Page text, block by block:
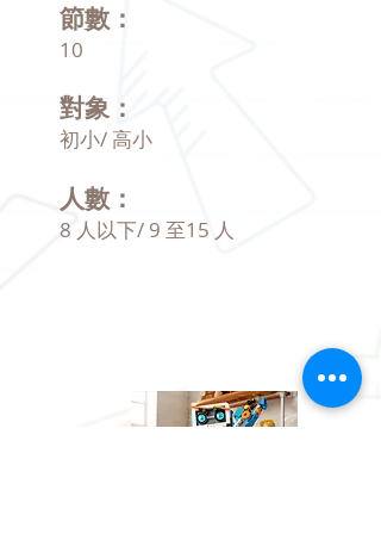
節數：
10
對象：
初小/ 高小
人數：
8 人以下/ 9 至15 人